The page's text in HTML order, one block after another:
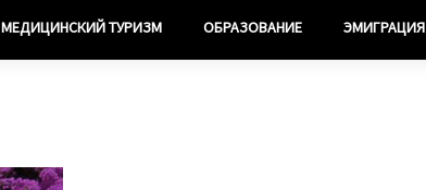
МЕДИЦИНСКИЙ ТУРИЗМ ОБРАЗОВАНИЕ ЭМИГРАЦИЯ